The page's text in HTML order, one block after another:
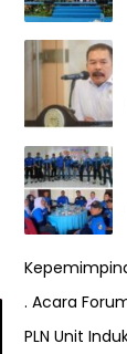
. Acara
PLN Unit